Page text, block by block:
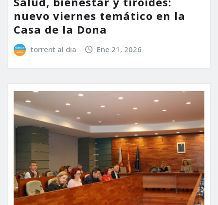
nuevo viernes temático en la
Casa de la Dona
torrent al dia Ene 21, 2026